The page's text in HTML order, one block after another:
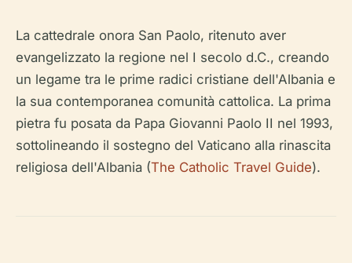
La cattedrale onora San Paolo, ritenuto aver
evangelizzato la regione nel I secolo d.C., creando
un legame tra le prime radici cristiane dell'Albania e
la sua contemporanea comunità cattolica. La prima
pietra fu posata da Papa Giovanni Paolo II nel 1993,
sottolineando il sostegno del Vaticano alla rinascita
religiosa dell'Albania (The Catholic Travel Guide).